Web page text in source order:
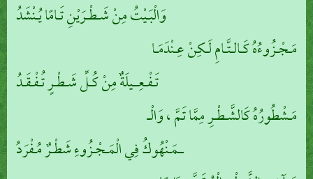
وَالْبَـيْتُ مِنْ شَـطْـرَيْنِ تَـامًا يُـنْشَدُ
مَـجْـزُوءُهُ كَـالـتَّـامِ لَـكِنْ عِـنْدَمَـا
تَـفْـعِــيلَةٌ مِنْ كُـلِّ شَـطْـرٍ تُـفْـقَـدُ
مَـشْطُورُهُ كَالشَّـطْـرِ مِمَّا تَمَّ ، وَالْـ
ــمَـنْهُوكُ فِي الْمَـجْـزُوءِ شَطْـرٌ مُـفْرَدُ